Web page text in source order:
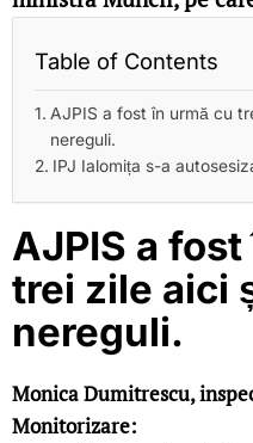
Table of Contents
AJPIS a fost în urmă cu
nereguli.
IPJ Ialomița s-a
AJPIS a
trei zile aici
nereguli.
Monica Dumitrescu,
Monitorizare: